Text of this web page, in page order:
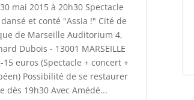
mai 2015 à 20h30 Spectacle
et conté "Assia !" Cité de
de Marseille Auditorium 4,
Dubois - 13001 MARSEILLE
15 euros (Spectacle + concert +
Possibilité de se restaurer
dès 19h30 Avec Amédé...